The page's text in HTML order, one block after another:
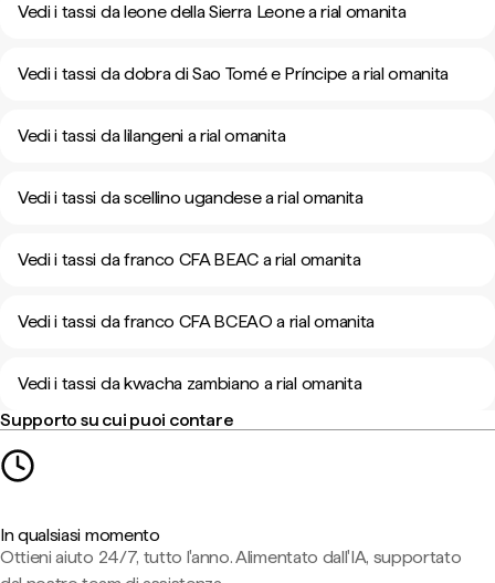
Vedi i tassi da leone della Sierra Leone a rial omanita
Vedi i tassi da dobra di Sao Tomé e Príncipe a rial omanita
Vedi i tassi da lilangeni a rial omanita
Vedi i tassi da scellino ugandese a rial omanita
Vedi i tassi da franco CFA BEAC a rial omanita
Vedi i tassi da franco CFA BCEAO a rial omanita
Vedi i tassi da kwacha zambiano a rial omanita
Supporto su cui puoi contare
In qualsiasi momento
Ottieni aiuto 24/7, tutto l'anno. Alimentato dall'IA, supportato